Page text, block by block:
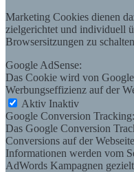
Marketing Cookies dienen
zielgerichtet und individuell
Browsersitzungen zu
Google AdSense:
Das Cookie wird von
Werbungseffizienz auf der
Aktiv Inaktiv
Google Conversion Tracking:
Das Google Conversion
Conversions auf der
Informationen werden vom
AdWords Kampagnen